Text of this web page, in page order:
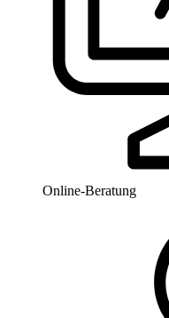
Online-Beratung